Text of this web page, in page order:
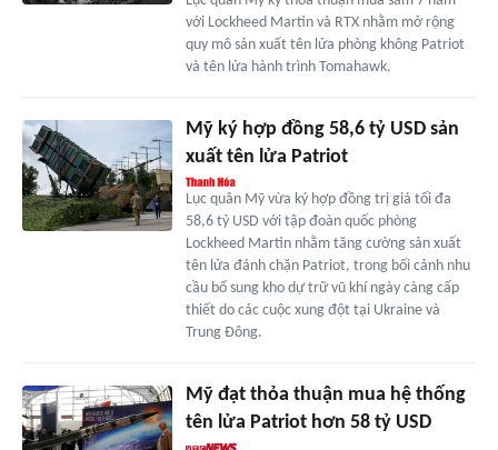
với Lockheed Martin và RTX nhằm mở rộng
quy mô sản xuất tên lửa phòng không Patriot
và tên lửa hành trình Tomahawk.
Mỹ ký hợp đồng 58,6 tỷ USD sản
xuất tên lửa Patriot
Lục quân Mỹ vừa ký hợp đồng trị giá tối đa
58,6 tỷ USD với tập đoàn quốc phòng
Lockheed Martin nhằm tăng cường sản xuất
tên lửa đánh chặn Patriot, trong bối cảnh nhu
cầu bổ sung kho dự trữ vũ khí ngày càng cấp
thiết do các cuộc xung đột tại Ukraine và
Trung Đông.
Mỹ đạt thỏa thuận mua hệ thống
tên lửa Patriot hơn 58 tỷ USD